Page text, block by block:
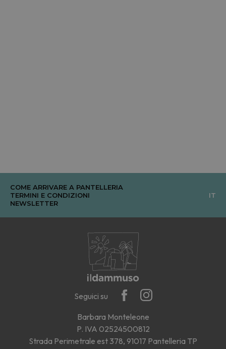
COME ARRIVARE A PANTELLERIA
TERMINI E CONDIZIONI
NEWSLETTER
IT
Seguici su
Barbara Monteleone
P. IVA 02524500812
Strada Perimetrale est 378, 91017 Pantelleria TP